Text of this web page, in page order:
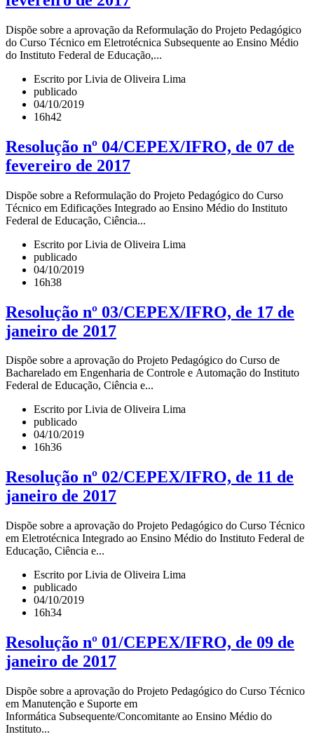
Dispõe sobre a aprovação da Reformulação do Projeto Pedagógico
do Curso Técnico em Eletrotécnica Subsequente ao Ensino Médio
do Instituto Federal de Educação,...
Escrito por Livia de Oliveira Lima
publicado
04/10/2019
16h42
Resolução nº 04/CEPEX/IFRO, de 07 de
fevereiro de 2017
Dispõe sobre a Reformulação do Projeto Pedagógico do Curso
Técnico em Edificações Integrado ao Ensino Médio do Instituto
Federal de Educação, Ciência...
Escrito por Livia de Oliveira Lima
publicado
04/10/2019
16h38
Resolução nº 03/CEPEX/IFRO, de 17 de
janeiro de 2017
Dispõe sobre a aprovação do Projeto Pedagógico do Curso de
Bacharelado em Engenharia de Controle e Automação do Instituto
Federal de Educação, Ciência e...
Escrito por Livia de Oliveira Lima
publicado
04/10/2019
16h36
Resolução nº 02/CEPEX/IFRO, de 11 de
janeiro de 2017
Dispõe sobre a aprovação do Projeto Pedagógico do Curso Técnico
em Eletrotécnica Integrado ao Ensino Médio do Instituto Federal de
Educação, Ciência e...
Escrito por Livia de Oliveira Lima
publicado
04/10/2019
16h34
Resolução nº 01/CEPEX/IFRO, de 09 de
janeiro de 2017
Dispõe sobre a aprovação do Projeto Pedagógico do Curso Técnico
em Manutenção e Suporte em
Informática Subsequente/Concomitante ao Ensino Médio do
Instituto...